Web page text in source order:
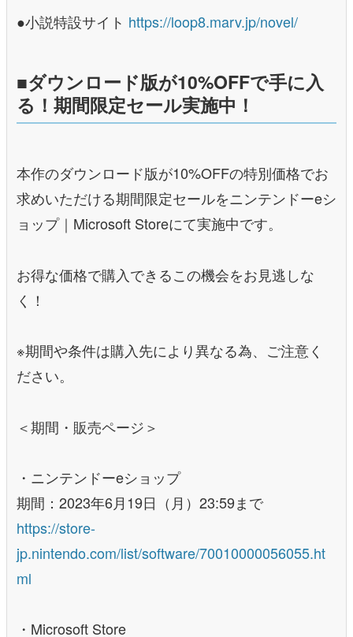
●小説特設サイト https://loop8.marv.jp/novel/
■ダウンロード版が10%OFFで手に入
る！期間限定セール実施中！
本作のダウンロード版が10%OFFの特別価格でお
求めいただける期間限定セールをニンテンドーeシ
ョップ｜Microsoft Storeにて実施中です。
お得な価格で購入できるこの機会をお見逃しな
く！
※期間や条件は購入先により異なる為、ご注意く
ださい。
＜期間・販売ページ＞
・ニンテンドーeショップ
期間：2023年6月19日（月）23:59まで
https://store-
jp.nintendo.com/list/software/70010000056055.ht
ml
・Microsoft Store